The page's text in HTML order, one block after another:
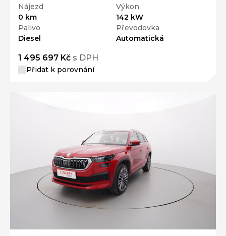
Nájezd
0 km
Výkon
142 kW
Palivo
Diesel
Převodovka
Automatická
1 495 697 Kč s DPH
Přidat k porovnání